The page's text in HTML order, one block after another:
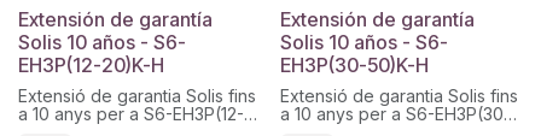
Extensión de garantía
Solis 10 años - S6-
EH3P(12-20)K-H
Extensió de garantia Solis fins
a 10 anys per a S6-EH3P(12-
Extensión de garantía
Solis 10 años - S6-
EH3P(30-50)K-H
Extensió de garantia Solis fins
a 10 anys per a S6-EH3P(30-